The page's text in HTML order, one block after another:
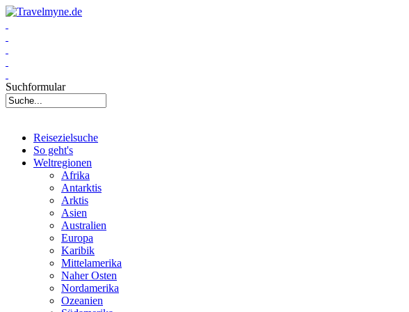
Suchformular
Reisezielsuche
So geht's
Weltregionen
Afrika
Antarktis
Arktis
Asien
Australien
Europa
Karibik
Mittelamerika
Naher Osten
Nordamerika
Ozeanien